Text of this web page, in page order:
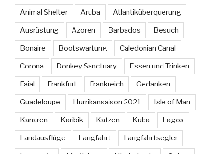
Animal Shelter Aruba Atlantiküberquerung
Ausrüstung Azoren Barbados Besuch
Bonaire Bootswartung Caledonian Canal
Corona Donkey Sanctuary Essen und Trinken
Faial Frankfurt Frankreich Gedanken
Guadeloupe Hurrikansaison 2021 Isle of Man
Kanaren Karibik Katzen Kuba Lagos
Landausflüge Langfahrt Langfahrtsegler